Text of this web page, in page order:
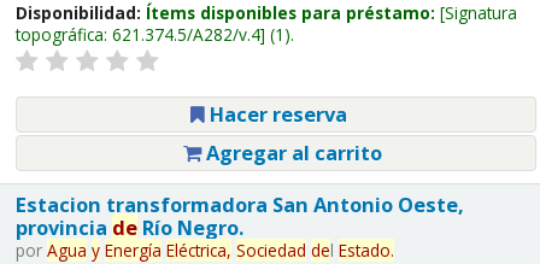
Disponibilidad: Ítems disponibles para préstamo: Signatura
topográfica: 621.374.5/A282/v.4 (1).
Hacer reserva
Agregar al carrito
Estacion transformadora San Antonio Oeste,
provincia deRío Negro.
por Agua y Energía Eléctrica, Sociedad del Estado.